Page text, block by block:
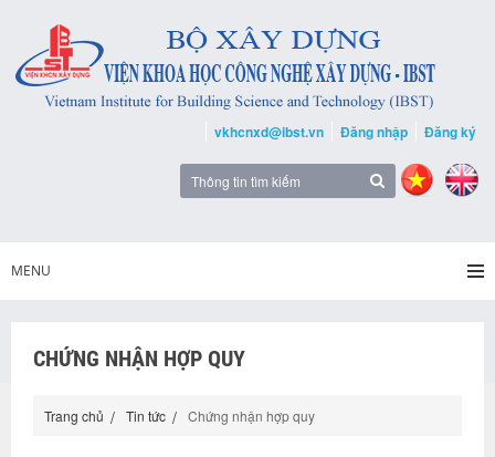
vkhcnxd@ibst.vn Đăng nhập Đăng ký
MENU
CHỨNG NHẬN HỢP QUY
Trang chủ Tin tức Chứng nhận hợp quy